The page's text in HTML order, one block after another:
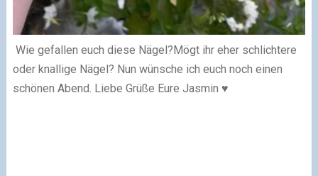
Wie gefallen euch diese Nägel? Mögt ihr eher schlichtere
oder knallige Nägel? Nun wünsche ich euch noch einen
schönen Abend. Liebe Grüße Eure Jasmin ♥